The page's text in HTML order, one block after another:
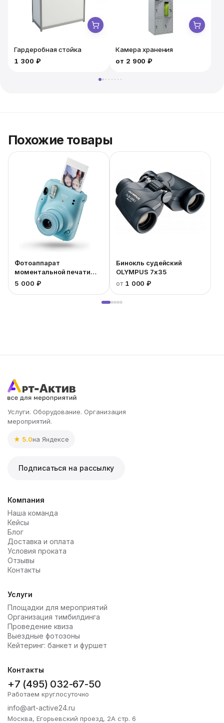
Гардеробная стойка
1 300 ₽
Камера хранения
от 2 900 ₽
Похожие товары
Фотоаппарат
моментальной печати
«Инстакс»
5 000 ₽
Бинокль судейский
OLYMPUS 7x35
от 1 000 ₽
Услуги. Оборудование. Организация
мероприятий.
★ 5.0на Яндексе
Подписаться на рассылку
Компания
Наша команда
Кейсы
Блог
Доставка и оплата
Условия проката
Отзывы
Контакты
Услуги
Площадки для мероприятий
Организация тимбилдинга
Проведение квиза
Выездные фотозоны
Кейтеринг: банкет и фуршет
Контакты
+7 (495) 032-67-50
Работаем круглосуточно
info@art-active24.ru
Москва, Егорьевский проезд, 2А стр. 6